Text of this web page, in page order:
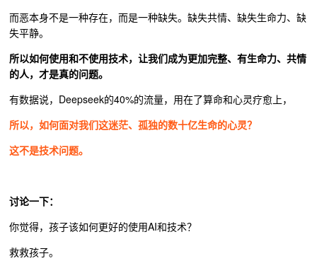
而恶本身不是一种存在，而是一种缺失。缺失共情、缺失生命力、缺
失平静。
所以如何使用和不使用技术，让我们成为更加完整、有生命力、共情
的人，才是真的问题。
有数据说，Deepseek的40%的流量，用在了算命和心灵疗愈上，
所以，如何面对我们这迷茫、孤独的数十亿生命的心灵？
这不是技术问题。
讨论一下：
你觉得，孩子该如何更好的使用AI和技术？
救救孩子。